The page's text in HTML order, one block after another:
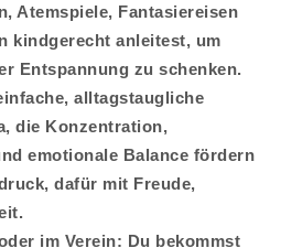
Atemspiele, Fantasiereisen
kindgerecht anleitest, um
Entspannung zu schenken.
alltagstaugliche
die Konzentration,
emotionale Balance fördern
dafür mit Freude,
im Verein: Du bekommst